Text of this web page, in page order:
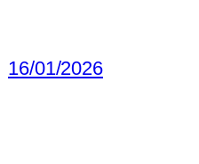
16/01/2026